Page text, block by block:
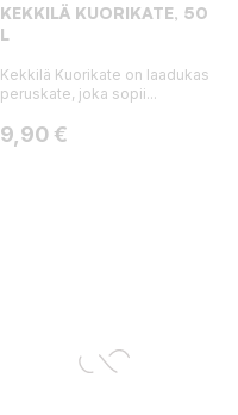
KEKKILÄ KUORIKATE, 50
L
Kekkilä Kuorikate on laadukas
peruskate, joka sopii...
Hinta
9,90 €